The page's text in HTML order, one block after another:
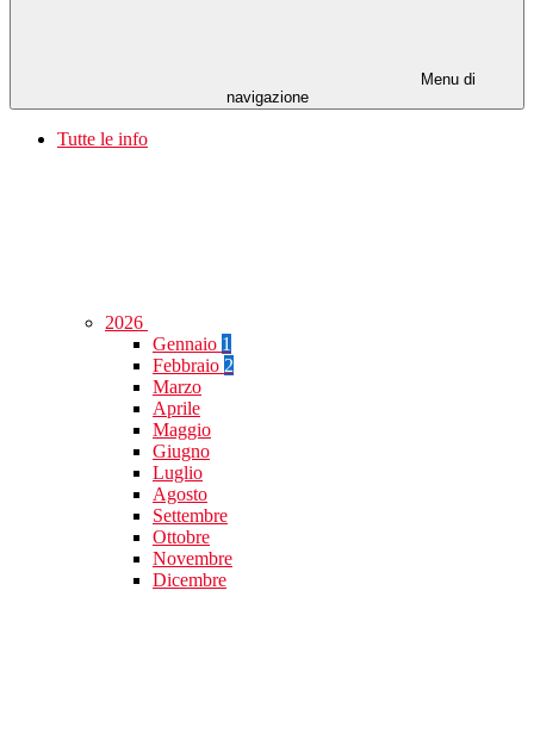
Menu di
navigazione
Tutte le info
2026
Gennaio 1
Febbraio 2
Marzo
Aprile
Maggio
Giugno
Luglio
Agosto
Settembre
Ottobre
Novembre
Dicembre